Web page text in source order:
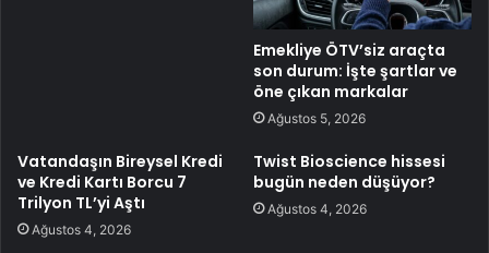
Emekliye ÖTV’siz araçta
son durum: İşte şartlar ve
öne çıkan markalar
Ağustos 5, 2026
Vatandaşın Bireysel Kredi
ve Kredi Kartı Borcu 7
Trilyon TL’yi Aştı
Ağustos 4, 2026
Twist Bioscience hissesi
bugün neden düşüyor?
Ağustos 4, 2026